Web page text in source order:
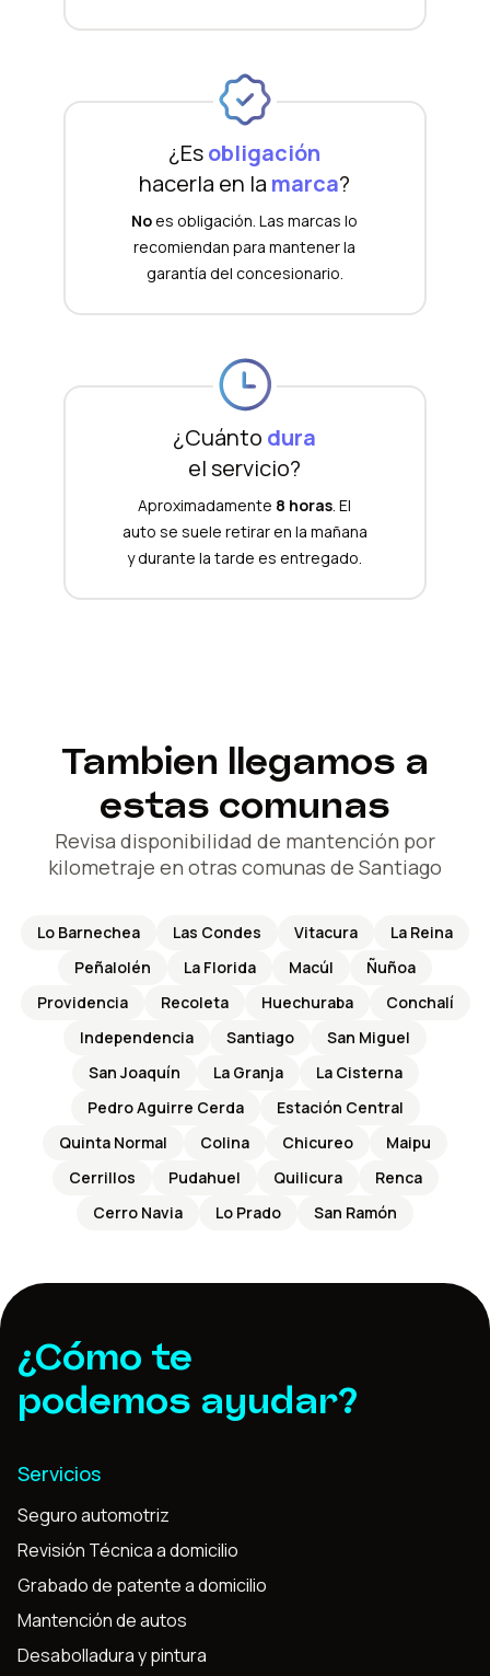
¿Esobligación
hacerla en la marca?
Noes obligación. Las marcas lo
recomiendan para mantener la
garantía del concesionario.
¿Cuánto dura
el servicio?
Aproximadamente 8 horas . El
auto se suele retirar en la mañana
y durante la tarde es entregado.
Tambien llegamos a
estas comunas
Revisa disponibilidad de mantención por
kilometraje en otras comunas de Santiago
Lo Barnechea Las Condes Vitacura
La Reina
Peñalolén
La Florida Macúl
Ñuñoa
Providencia
Recoleta Huechuraba
Conchalí
Independencia
Santiago
San Miguel
San Joaquín
La Granja
La Cisterna
Pedro Aguirre Cerda
Estación Central
Quinta Normal
Colina Chicureo
Maipu
Cerrillos
Pudahuel Quilicura
Renca
Cerro Navia
Lo Prado San Ramón
¿Cómo te
podemos ayudar?
Servicios
Seguro automotriz
Revisión Técnica a domicilio
Grabado de patente a domicilio
Mantención de autos
Desabolladura y pintura